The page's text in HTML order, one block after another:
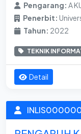
Pengarang: A
Penerbit:
Tahun: 2022
TEKNIK
Detail